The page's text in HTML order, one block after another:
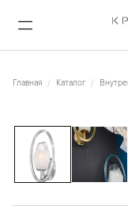
Главная Каталог